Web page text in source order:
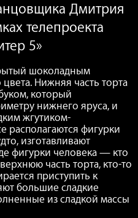
Дмитрия
телепроекта
5»
шоколадным
Нижняя часть торта
который
нижнего яруса, и
жгутиком-
располагаются фигурки
изготавливают
фигурки человека — кто
часть торта, кто-то
приступить к
большие сладкие
из сладкой массы